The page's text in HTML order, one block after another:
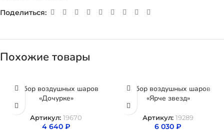
Поделиться:
Похожие товары
Набор воздушных шаров
«Дочурке»
Артикул: 19670
4 640 ₽
Набор воздушных шаров
«Ярче звезд»
Артикул: 19289
6 030 ₽